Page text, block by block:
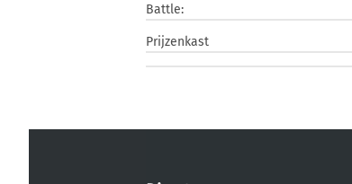
Battle:
Prijzenkast